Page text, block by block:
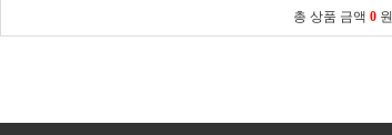
총 상품 금액 0 원